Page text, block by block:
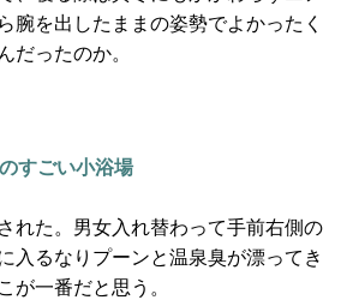
腕を出したままの姿勢でよかったく
だったのか。
すごい小浴場
れた。男女入れ替わって手前右側の
入るなりプーンと温泉臭が漂ってき
が一番だと思う。